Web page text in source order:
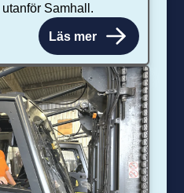
Samhall.
Läs mer